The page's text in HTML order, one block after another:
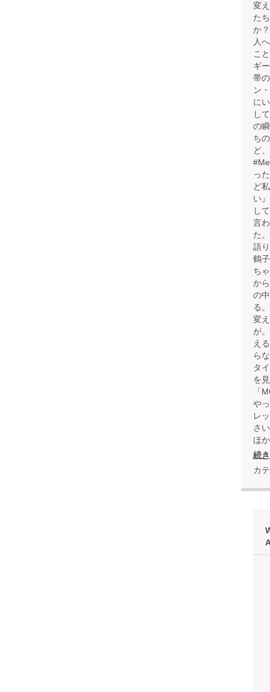
変
た
か
人
こ
ギ
帯
ン
に
し
の
ち
ど
っ
ど
い
し
言
た
語
鶴
ち
か
の
る
変
が
え
ら
タ
を
「
や
レ
さ
ほ
続
カ